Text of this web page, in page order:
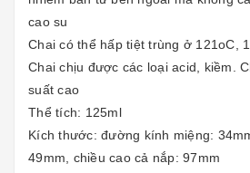
cao su
Chai có thể hấp tiệt trùng ở 121oC,
Chai chịu được các loại acid, kiềm.
suất cao
Thể tích: 125ml
Kích thước: đường kính miệng:
49mm, chiều cao cả nắp: 97mm